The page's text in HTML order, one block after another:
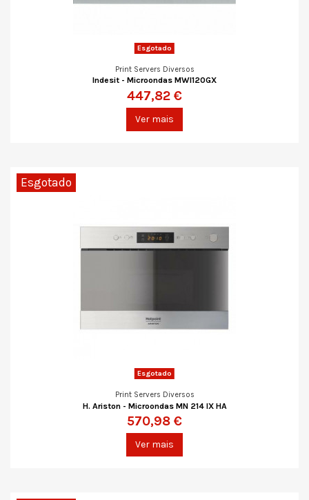
Esgotado
Print Servers Diversos
Indesit - Microondas MWI120GX
447,82 €
Ver mais
Esgotado
Esgotado
Print Servers Diversos
H. Ariston - Microondas MN 214 IX HA
570,98 €
Ver mais